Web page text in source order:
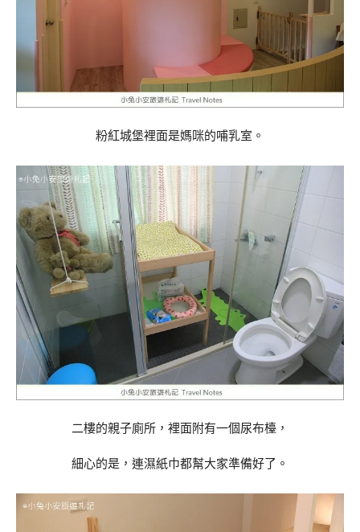
粉紅城堡裡面是媽咪的哺乳室。
二樓的親子廁所，裡面附有一個尿布檯，
細心的是，連濕紙巾都幫大家準備好了。